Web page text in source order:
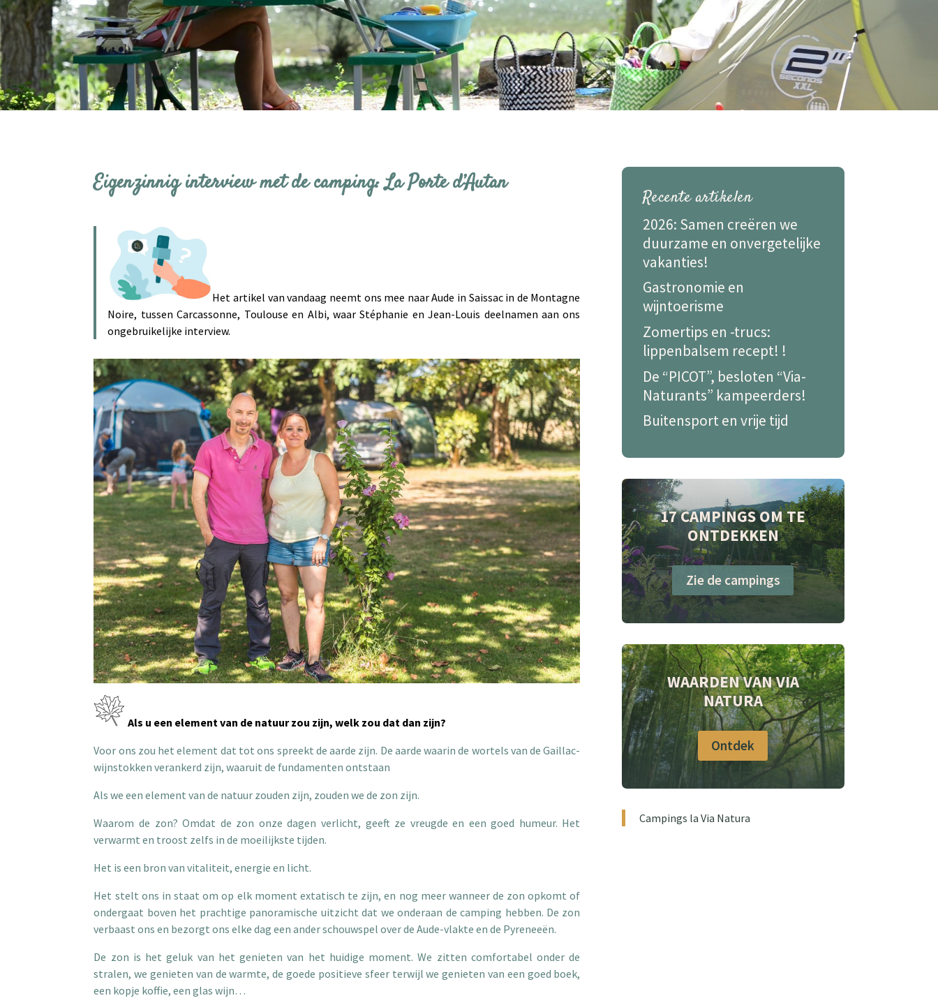
Eigenzinnig interview met de camping: La Porte d’Autan
Het artikel van vandaag neemt ons mee naar Aude in Saissac in de Montagne
Noire, tussen Carcassonne, Toulouse en Albi, waar Stéphanie en Jean-Louis deelnamen aan ons
ongebruikelijke interview.
Als u een element van de natuur zou zijn, welk zou dat dan zijn?
Voor ons zou het element dat tot ons spreekt de aarde zijn. De aarde waarin de wortels van de Gaillac-
wijnstokken verankerd zijn, waaruit de fundamenten ontstaan
Als we een element van de natuur zouden zijn, zouden we de zon zijn.
Waarom de zon? Omdat de zon onze dagen verlicht, geeft ze vreugde en een goed humeur. Het
verwarmt en troost zelfs in de moeilijkste tijden.
Het is een bron van vitaliteit, energie en licht.
Het stelt ons in staat om op elk moment extatisch te zijn, en nog meer wanneer de zon opkomt of
ondergaat boven het prachtige panoramische uitzicht dat we onderaan de camping hebben. De zon
verbaast ons en bezorgt ons elke dag een ander schouwspel over de Aude-vlakte en de Pyreneeën.
De zon is het geluk van het genieten van het huidige moment. We zitten comfortabel onder de
stralen, we genieten van de warmte, de goede positieve sfeer terwijl we genieten van een goed boek,
een kopje koffie, een glas wijn…
Recente artikelen
2026: Samen creëren we
duurzame en onvergetelijke
vakanties!
Gastronomie en
wijntoerisme
Zomertips en -trucs:
lippenbalsem recept! !
De “PICOT”, besloten “Via-
Naturants” kampeerders!
Buitensport en vrije tijd
17 CAMPINGS OM TE
ONTDEKKEN
Zie de campings
WAARDEN VAN VIA
NATURA
Ontdek
Campings la Via Natura